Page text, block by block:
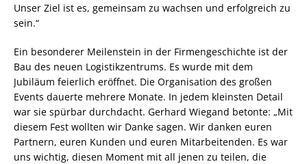
Unser Ziel ist es, gemeinsam zu wachsen und erfolgreich zu
sein.“
Ein besonderer Meilenstein in der Firmengeschichte ist der
Bau des neuen Logistikzentrums. Es wurde mit dem
Jubiläum feierlich eröffnet. Die Organisation des großen
Events dauerte mehrere Monate. In jedem kleinsten Detail
war sie spürbar durchdacht. Gerhard Wiegand betonte: „Mit
diesem Fest wollten wir Danke sagen. Wir danken euren
Partnern, euren Kunden und euren Mitarbeitenden. Es war
uns wichtig, diesen Moment mit all jenen zu teilen, die